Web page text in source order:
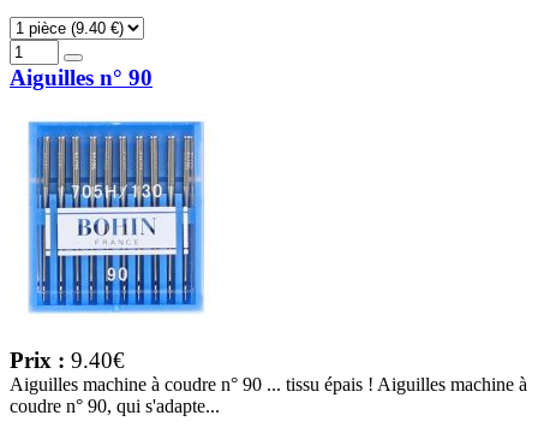
Aiguilles n° 90
Prix : 9.40€
Aiguilles machine à coudre n° 90 ... tissu épais ! Aiguilles machine à
coudre n° 90, qui s'adapte...